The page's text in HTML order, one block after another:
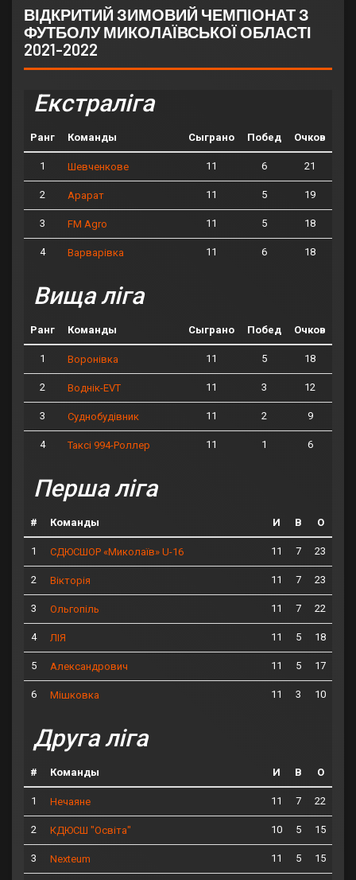
ВІДКРИТИЙ ЗИМОВИЙ ЧЕМПІОНАТ З
ФУТБОЛУ МИКОЛАЇВСЬКОЇ ОБЛАСТІ
2021-2022
Екстраліга
Ранг Команды Сыграно Побед Очков
1 Шевченкове 11 6 21
2 Арарат 11 5 19
3 FM Agro 11 5 18
4 Варварівка 11 6 18
Вища ліга
Ранг Команды Сыграно Побед Очков
1 Воронівка 11 5 18
2 Воднік-EVT 11 3 12
3 Суднобудівник 11 2 9
4 Таксі 994-Роллер 11 1 6
Перша ліга
# Команды И В О
1 СДЮСШОР «Миколаїв» U-16 11 7 23
2 Вікторія 11 7 23
3 Ольгопіль 11 7 22
4 ЛІЯ 11 5 18
5 Александрович 11 5 17
6 Мішковка 11 3 10
Друга ліга
# Команды И В О
1 Нечаяне 11 7 22
2 КДЮСШ "Освіта" 10 5 15
3 Nexteum 11 5 15